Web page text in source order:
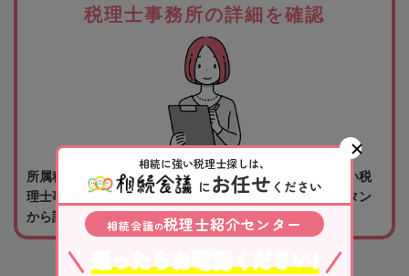
税理士事務所の詳細を確認
所属税理士や事務所の紹介、相談料金などから相談したい税
理士事務所を選んでください。各税理士事務所は詳細ボタン
から詳しい情報をご確認いただけます。
相続に強い税理士探しは、
にお任せ ください
相続会議の税理士紹介センター